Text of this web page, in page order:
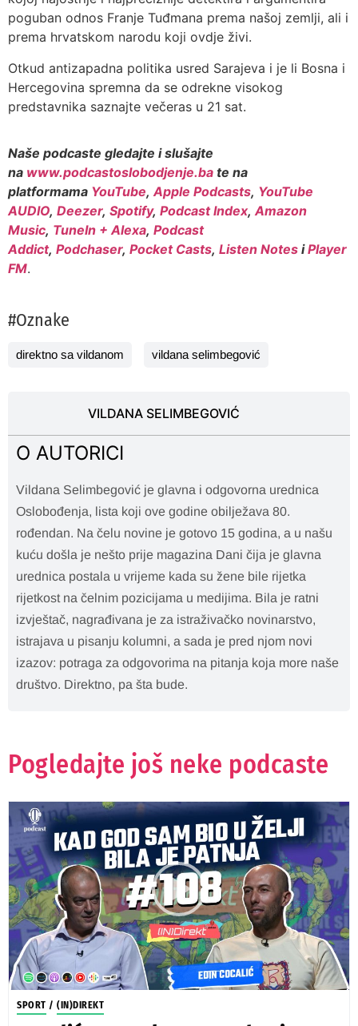
poguban odnos Franje Tuđmana prema našoj zemlji, ali i
prema hrvatskom narodu koji ovdje živi.
Otkud antizapadna politika usred Sarajeva i je li Bosna i
Hercegovina spremna da se odrekne visokog
predstavnika saznajte večeras u 21 sat.
Naše podcaste gledajte i slušajte
na www.podcastoslobodjenje.ba te na
platformama YouTube, Apple Podcasts, YouTube
AUDIO, Deezer, Spotify, Podcast Index, Amazon
Music, TuneIn + Alexa, Podcast
Addict, Podchaser, Pocket Casts, Listen Notes iPlayer
FM.
#Oznake
direktno sa vildanom vildana selimbegović
VILDANA SELIMBEGOVIĆ
O AUTORICI
Vildana Selimbegović je glavna i odgovorna urednica
Oslobođenja, lista koji ove godine obilježava 80.
rođendan. Na čelu novine je gotovo 15 godina, a u našu
kuću došla je nešto prije magazina Dani čija je glavna
urednica postala u vrijeme kada su žene bile rijetka
rijetkost na čelnim pozicijama u medijima. Bila je ratni
izvještač, nagrađivana je za istraživačko novinarstvo,
istrajava u pisanju kolumni, a sada je pred njom novi
izazov: potraga za odgovorima na pitanja koja more naše
društvo. Direktno, pa šta bude.
Pogledajte još neke podcaste
SPORT / (IN)DIREKT